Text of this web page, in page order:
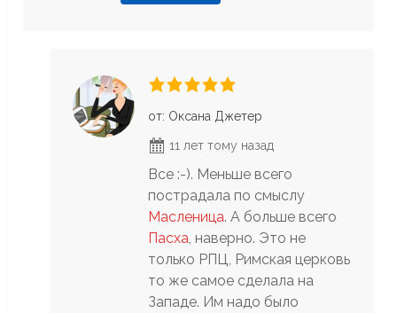
от: Оксана Джетер
11 лет тому назад
Все :-). Меньше всего
пострадала по смыслу
Масленица. А больше всего
Пасха , наверно. Это не
только РПЦ, Римская церковь
то же самое сделала на
Западе. Им надо было